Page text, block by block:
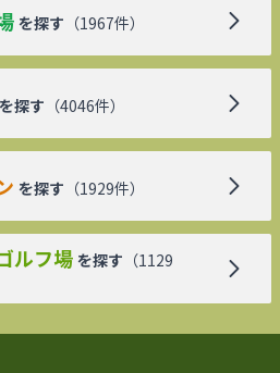
を探す （1967件）
を探す （4046件）
を探す （1929件）
ルフ場 を探す （1129